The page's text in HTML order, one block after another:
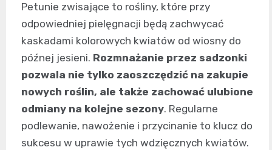
Petunie zwisające to rośliny, które przy
odpowiedniej pielęgnacji będą zachwycać
kaskadami kolorowych kwiatów od wiosny do
późnej jesieni. Rozmnażanie przez sadzonki
pozwala nie tylko zaoszczędzić na zakupie
nowych roślin, ale także zachować ulubione
odmiany na kolejne sezony. Regularne
podlewanie, nawożenie i przycinanie to klucz do
sukcesu w uprawie tych wdzięcznych kwiatów.